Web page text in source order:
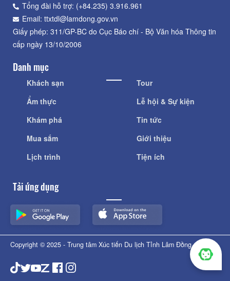
Tổng đài hỗ trợ: (+84.235) 3.916.961
Email: ttxtdl@lamdong.gov.vn
Giấy phép: 311/GP-BC do Cục Báo chí - Bộ Văn hóa Thông tin
cấp ngày 13/10/2006
Danh mục
Khách sạn
Ẩm thực
Khám phá
Mua sắm
Lịch trình
Tour
Lễ hội & Sự kiện
Tin tức
Giới thiệu
Tiện ích
Tải ứng dụng
Copyright © 2025 - Trung tâm Xúc tiến Du lịch Tỉnh Lâm Đồng